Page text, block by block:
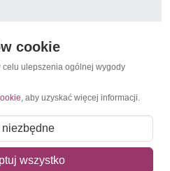
4920-4923 Czyste **
cookie
ulepszenia ogólnej wygody
, aby uzyskać więcej informacji.
wszystko